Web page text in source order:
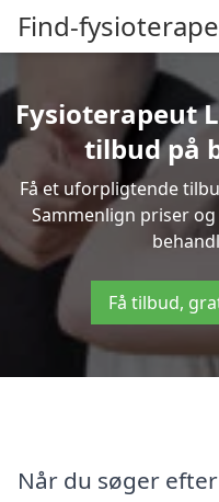
Find-
Fysioterapeut
tilbud på
Få et uforpligtende
Sammenlign priser
Få tilbud,
Når du søger